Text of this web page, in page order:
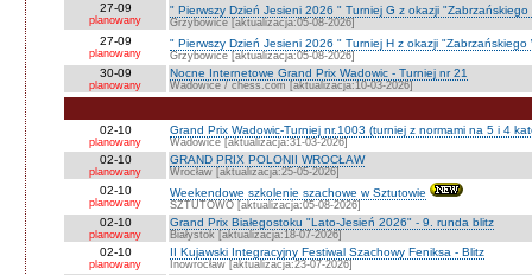
27-09
planowany
" Pierwszy Dzień Jesieni 2026 " Turniej G z okazji "Zabrzańskiego
Grzybowice [aktualizacja:05-08-2026]
27-09
planowany
" Pierwszy Dzień Jesieni 2026 " Turniej H z okazji "Zabrzańskiego
Grzybowice [aktualizacja:05-08-2026]
30-09
planowany
Nocne Internetowe Grand Prix Wadowic - Turniej nr 21
Wadowice / chess.com [aktualizacja:10-03-2026]
02-10
planowany
Grand Prix Wadowic-Turniej nr.1003 (turniej z normami na 5 i 4
Wadowice [aktualizacja:31-03-2026]
02-10
planowany
GRAND PRIX POLONII WROCŁAW
Wrocław [aktualizacja:25-05-2026]
02-10
planowany
Weekendowe szkolenie szachowe w Sztutowie
SZTUTOWO [aktualizacja:05-08-2026]
02-10
planowany
Grand Prix Białegostoku "Lato-Jesień 2026" - 9. runda blitz
Białystok [aktualizacja:18-07-2026]
02-10
planowany
II Kujawski Integracyjny Festiwal Szachowy Feniksa - Blitz
Inowrocław [aktualizacja:23-07-2026]